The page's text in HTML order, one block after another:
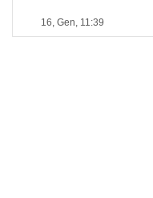
16, Gen, 11:39